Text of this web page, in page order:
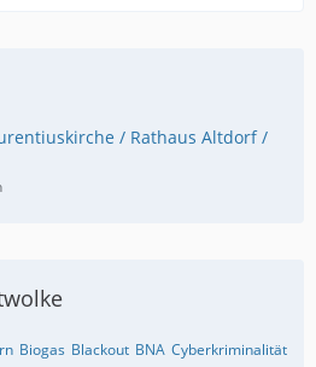
/ Rathaus Altdorf /
Biogas Blackout BNA Cyberkriminalität